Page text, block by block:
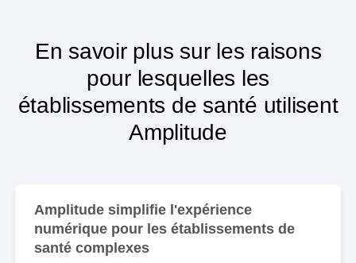
En savoir plus sur les raisons
pour lesquelles les
établissements de santé utilisent
Amplitude
Amplitude simplifie l'expérience
numérique pour les établissements de
santé complexes